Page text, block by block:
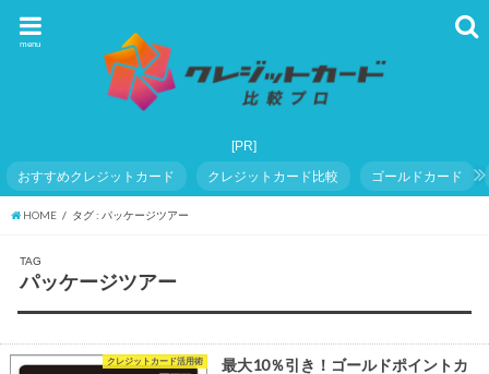
menu
おすすめクレジットカード クレジットカード比較 ゴールドカード
HOME タグ : パッケージツアー
TAG
パッケージツアー
クレジットカード活用術
最大10％引き！ゴールドポイントカ